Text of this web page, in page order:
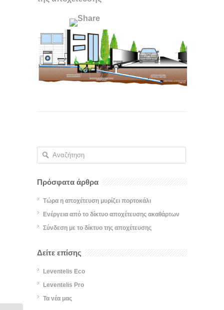
Πρόσφατα άρθρα
Τώρα η αποχέτευση μυρίζει πορτοκάλι
Ενέργεια από το δίκτυο αποχέτευσης ακαθάρτων
Σύνδεση με το δίκτυο της αποχέτευσης
Δείτε επίσης
Leventelis Eco
Leventelis Pro
Τα νέα μας